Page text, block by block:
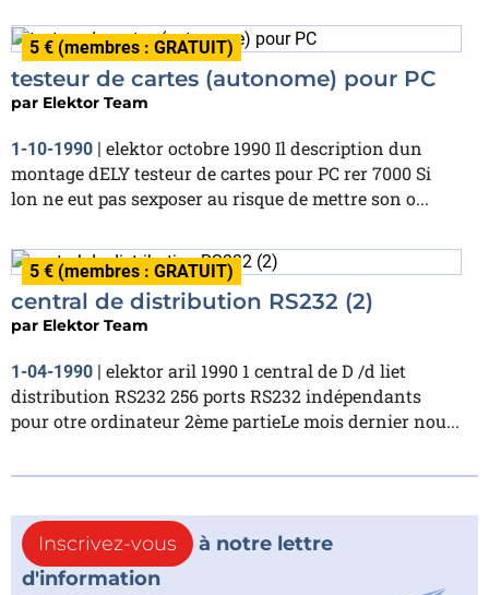
5 € (membres : GRATUIT)
testeur de cartes (autonome) pour PC
par Elektor Team
1-10-1990 | elektor octobre 1990 Il description dun
montage dELY testeur de cartes pour PC rer 7000 Si
lon ne eut pas sexposer au risque de mettre son o...
5 € (membres : GRATUIT)
central de distribution RS232 (2)
par Elektor Team
1-04-1990
elektor aril 1990 1 central de D /d liet
distribution RS232 256 ports RS232 indépendants
pour otre ordinateur 2ème partieLe mois dernier nou...
Inscrivez-vous
à notre lettre
d'information